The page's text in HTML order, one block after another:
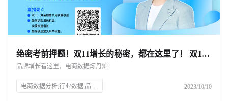
绝密考前押题！双11增长的秘密，都在这里了！ 双11只能眼睁睁看着别人爆单？💔
品牌增长看这里，电商数据炼丹炉
电商数据分析,行业数据,品牌数据,店铺数据,商品数据,炼丹炉,全域数据覆盖,市场规模,行业发展趋势 2023/10/10